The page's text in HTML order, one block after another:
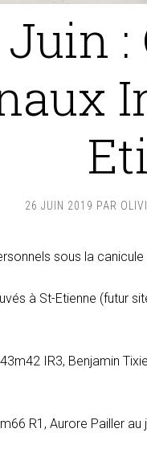
Juin
26 JUIN 2019 PAR
sous la
à St-Etienne (futur
IR3, Benjamin
R1, Aurore Pailler